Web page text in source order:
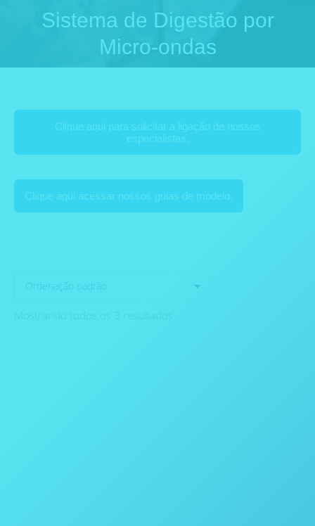
Sistema de Digestão por
Micro-ondas
Você está aqui:
Clique aqui para solicitar a ligação de nossos
especialistas.
Clique aqui acessar nossos guias de modelo.